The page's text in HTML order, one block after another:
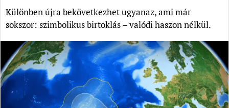
Különben újra bekövetkezhet ugyanaz, ami már
sokszor: szimbolikus birtoklás – valódi haszon nélkül.